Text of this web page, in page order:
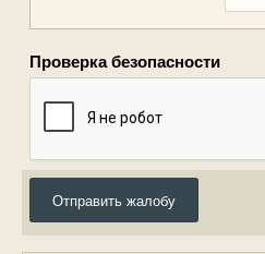
Проверка безопасности
Отправить жалобу